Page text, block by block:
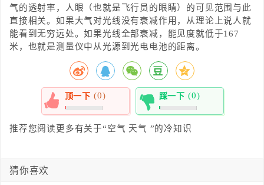
气的透射率，人眼（也就是飞行员的眼睛）的可见范围与此
直接相关。如果大气对光线没有衰减作用，从理论上说人就
能看到无穷远处。如果光线全部衰减，能见度就低于167
米，也就是测量仪中从光源到光电电池的距离。
顶一下 (0)
0%
踩一下 (0)
0%
推荐您阅读更多有关于“空气 天气 ”的冷知识
猜你喜欢